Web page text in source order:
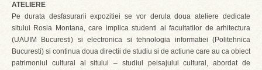
ATELIERE
Pe durata desfasurarii expozitiei se vor derula doua ateliere dedicate
sitului Rosia Montana, care implica studenti ai facultatilor de arhitectura
(UAUIM Bucuresti) si electronica si tehnologia informatiei (Politehnica
Bucuresti) si continua doua directii de studiu si de actiune care au ca obiect
patrimoniul cultural al sitului – studiul peisajului cultural, abordat de